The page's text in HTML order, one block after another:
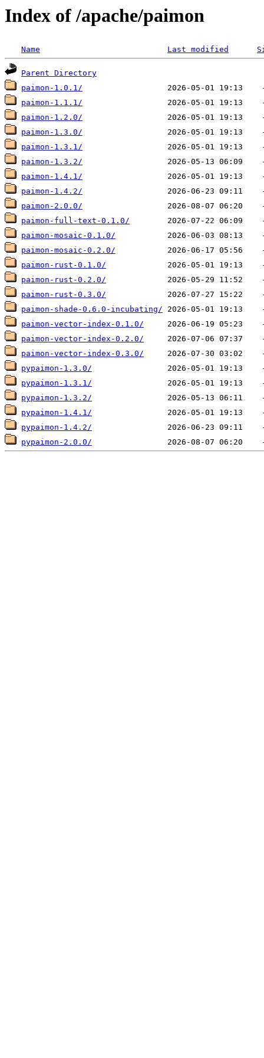
Index of /apache/paimon
Name Last modified
Parent Directory
paimon-1.0.1/
paimon-1.1.1/
paimon-1.2.0/
paimon-1.3.0/
paimon-1.3.1/
paimon-1.3.2/
paimon-1.4.1/
paimon-1.4.2/
paimon-2.0.0/
paimon-full-text-0.1.0/
paimon-mosaic-0.1.0/
paimon-mosaic-0.2.0/
paimon-rust-0.1.0/
paimon-rust-0.2.0/
paimon-rust-0.3.0/
paimon-shade-0.6.0-incubating/
paimon-vector-index-0.1.0/
paimon-vector-index-0.2.0/
paimon-vector-index-0.3.0/
pypaimon-1.3.0/
pypaimon-1.3.1/
pypaimon-1.3.2/
pypaimon-1.4.1/
pypaimon-1.4.2/
pypaimon-2.0.0/